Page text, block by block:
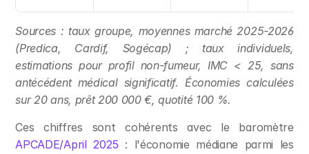
Sources : taux groupe, moyennes marché 2025-2026
(Predica, Cardif, Sogécap) ; taux individuels,
estimations pour profil non-fumeur, IMC < 25, sans
antécédent médical significatif. Économies calculées
sur 20 ans, prêt 200 000 €, quotité 100 %.
Ces chiffres sont cohérents avec le baromètre
APCADE/April 2025 : l'économie médiane parmi les